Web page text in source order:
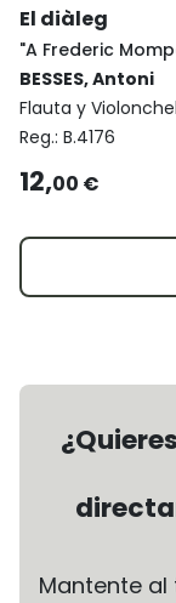
El diàleg
"A Frederic
BESSES, Antoni
Flauta y
Reg.: B.4176
12,00 €
Mantente